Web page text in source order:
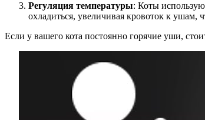
Регуляция температуры: Коты
охладиться, увеличивая кровоток к ушам,
Если у вашего кота постоянно горячие уши,